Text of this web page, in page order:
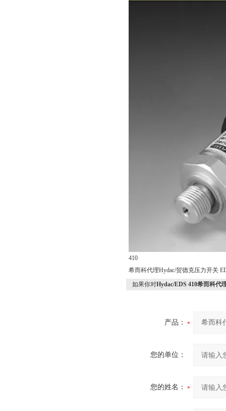
410
希而科代理Hydac/贺德克压力开关
如果你对Hydac/EDS 410希而科代
产品：
您的单位：
您的姓名：